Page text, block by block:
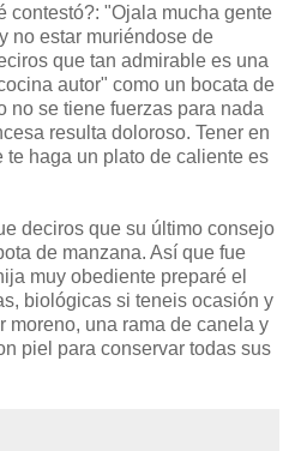
contestó?: "Ojala mucha gente
no estar muriéndose de
que tan admirable es una
autor" como un bocata de
no se tiene fuerzas para nada
resulta doloroso. Tener en
haga un plato de caliente es
deciros que su último consejo
de manzana. Así que fue
muy obediente preparé el
biológicas si teneis ocasión y
moreno, una rama de canela y
piel para conservar todas sus